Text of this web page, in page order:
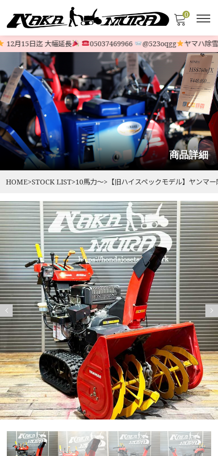
商品詳細
HOME>STOCK LIST>10馬力〜> 【旧ハイスペックモデル】ヤンマ
0
月15日迄 大幅延長 05037469966 @523oqgg ヤマハ除雪機
Previous